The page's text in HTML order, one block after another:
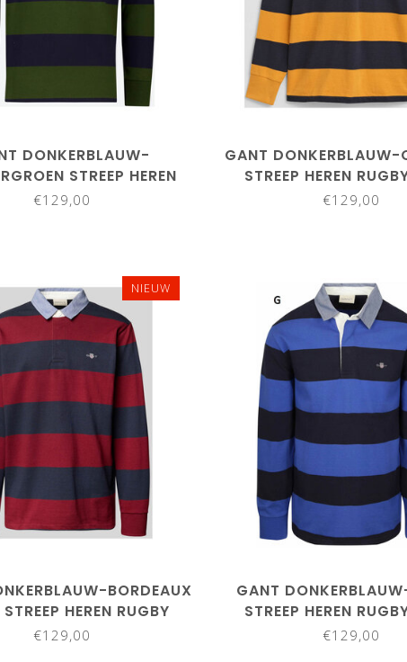
DONKERBLAUW-
STREEP HEREN
SHIRT SWEATER
€129,00
XXL 4XL M
GANT DONKERBLAUW-
STREEP HEREN
SWEATER
€129,00
NIEUW
3XL
BORDEAUX
HEREN RUGBY
SHIRT SWEATER
€129,00
3XL
GANT
STREEP HEREN
SWEATER
€129,00